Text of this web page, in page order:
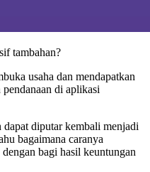
tambahan?
usaha dan mendapatkan
di aplikasi
diputar kembali menjadi
bagaimana caranya
bagi hasil keuntungan